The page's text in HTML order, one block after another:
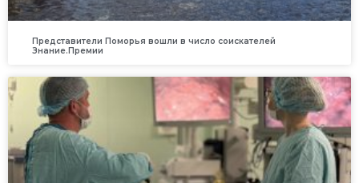
Представители Поморья вошли в число соискателей
Знание.Премии